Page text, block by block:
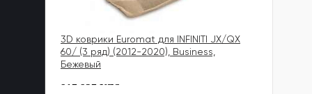
3D коврики Euromat для INFINITI JX/QX
60/ (3 ряд) (2012-2020), Business,
Бежевый
817 837 UZS